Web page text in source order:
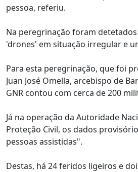
pessoa, referiu.
Na peregrinação foram
'drones' em situação irregular e
Para esta peregrinação, que foi
Juan José Omella, arcebispo de
GNR contou com cerca de 200
Já na operação da Autoridade
Proteção Civil, os dados
pessoas assistidas".
Destas, há 24 feridos ligeiros e